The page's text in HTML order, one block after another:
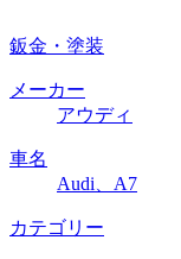
鈑金・塗装
メーカー
アウディ
車名
Audi、A7
カテゴリー